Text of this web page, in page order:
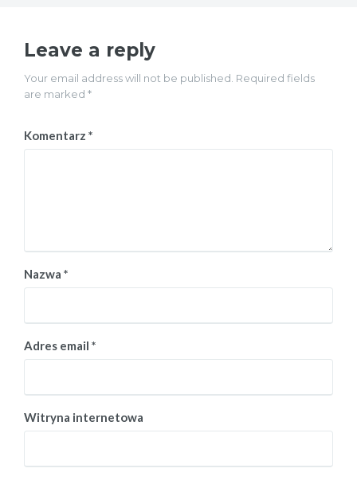
Leave a reply
Your email address will not be published. Required fields
are marked *
Komentarz *
Nazwa *
Adres email *
Witryna internetowa